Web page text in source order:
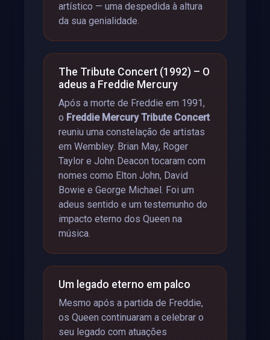
artístico — uma despedida à altura
da sua genialidade.
The Tribute Concert (1992) – O
adeus a Freddie Mercury
Após a morte de Freddie em 1991,
o Freddie Mercury Tribute Concert
reuniu uma constelação de artistas
em Wembley. Brian May, Roger
Taylor e John Deacon tocaram com
nomes como Elton John, David
Bowie e George Michael. Foi um
adeus sentido e um testemunho do
impacto eterno dos Queen na
música.
Um legado eterno em palco
Mesmo após a partida de Freddie,
os Queen continuaram a celebrar o
seu legado com atuações